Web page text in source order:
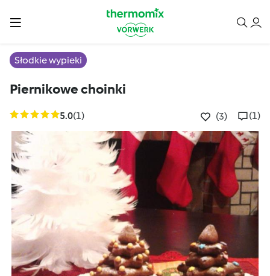
Słodkie wypieki
Piernikowe choinki
5.0(1) (3) (1)